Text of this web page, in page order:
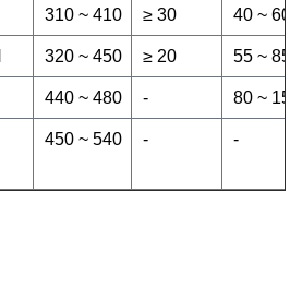
310 ~ 410 ≥ 30 40 ~ 60
320 ~ 450 ≥ 20 55 ~ 85
440 ~ 480 - 80 ~ 150
450 ~ 540 - -